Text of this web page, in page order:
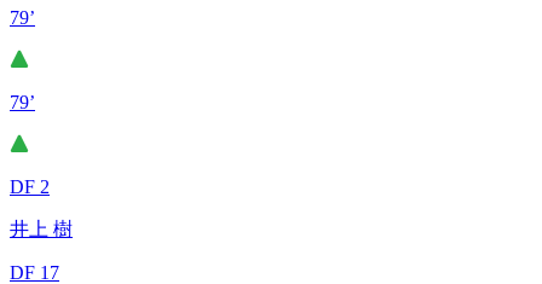
79’
79’
DF 2
井上 樹
DF 17